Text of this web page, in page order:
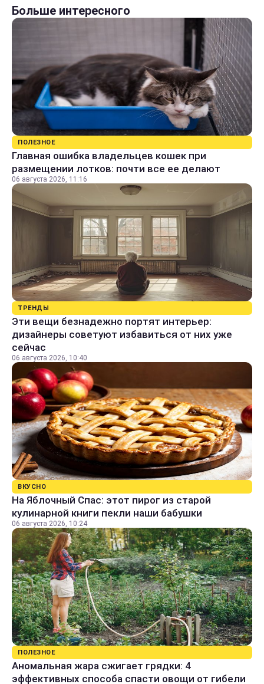
Больше интересного
ПОЛЕЗНОЕ
Главная ошибка владельцев кошек при
размещении лотков: почти все ее делают
06 августа 2026, 11:16
ТРЕНДЫ
Эти вещи безнадежно портят интерьер:
дизайнеры советуют избавиться от них уже
сейчас
06 августа 2026, 10:40
ВКУСНО
На Яблочный Спас: этот пирог из старой
кулинарной книги пекли наши бабушки
06 августа 2026, 10:24
ПОЛЕЗНОЕ
Аномальная жара сжигает грядки: 4
эффективных способа спасти овощи от гибели